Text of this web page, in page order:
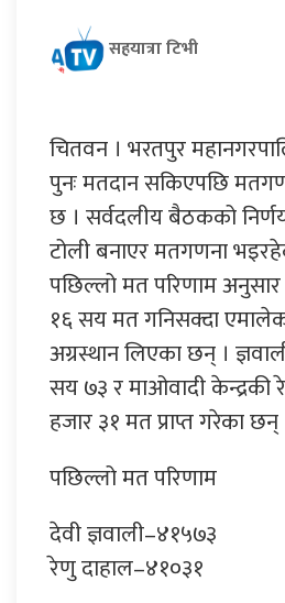
सहयात्रा टिभी
चितवन । भरतपुर
पुनः मतदान सकिएपछि
छ । सर्वदलीय बैठकको
टोली बनाएर मतगणना
पछिल्लो मत परिणाम
१६ सय मत गनिसक्दा
अग्रस्थान लिएका छन् ।
सय ७३ र माओवादी
हजार ३१ मत प्राप्त गरेका छन्
पछिल्लो मत परिणाम
देवी ज्ञवाली–४१५७३
रेणु दाहाल–४१०३१